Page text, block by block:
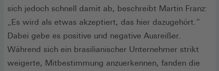
sich jedoch schnell damit ab, beschreibt Martin Franz:
„Es wird als etwas akzeptiert, das hier dazugehört.“
Dabei gebe es positive und negative Ausreißer.
Während sich ein brasilianischer Unternehmer strikt
weigerte, Mitbestimmung anzuerkennen, fanden die